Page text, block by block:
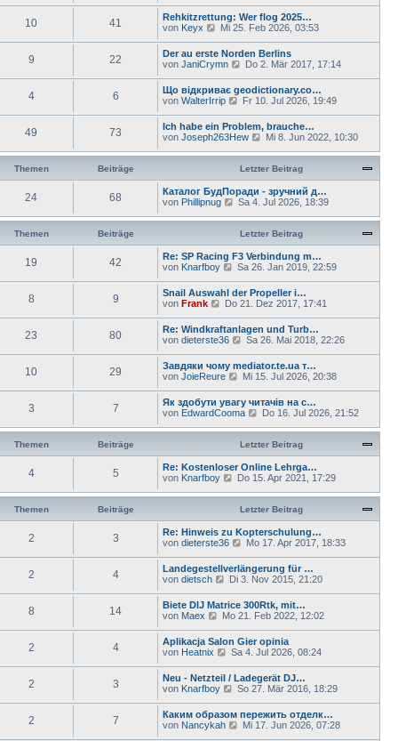
a
g
r
B
e
t
r
a
g
t
e
r
B
e
t
r
a
g
10 41
Rehkitzrettung: Wer flog 2025…
von Keyx
N
u
e
s
t
e
r
e
i
t
r
Mi 25. Feb 2026, 03:53
9 22
Der au erste Norden Berlins
von JaniCrymn
N
e
s
t
e
r
e
i
t
r
a
Do 2. Mär 2017, 17:14
4 6
Що відкриває geodictionary.co…
von WalterIrrip
N
u
e
s
t
e
r
e
i
t
a
g
Fr 10. Jul 2026, 19:49
49 73
Ich habe ein Problem, brauche…
von Joseph263Hew
N
u
e
s
t
e
B
e
i
t
r
g
Mi 8. Jun 2022, 10:30
Themen Beiträge Letzter Beitrag
24 68
Каталог БудПоради - зручний д…
von Phillipnug
N
u
s
t
e
e
i
t
r
a
Sa 4. Jul 2026, 18:39
Themen Beiträge Letzter Beitrag
19 42
Re: SP Racing F3 Verbindung m…
von Knarfboy
N
u
e
s
t
e
r
e
i
t
r
a
g
Sa 26. Jan 2019, 22:59
8 9
Snail Auswahl der Propeller i…
von Frank
N
u
e
s
t
e
r
e
i
t
r
Do 21. Dez 2017, 17:41
23 80
Re: Windkraftanlagen und Turb…
von dieterste36
N
e
s
t
e
r
e
i
t
r
a
Sa 26. Mai 2018, 22:26
10 29
Завдяки чому mediator.te.ua т…
von JoieReure
N
e
s
t
e
r
e
i
t
a
g
Mi 15. Jul 2026, 20:38
3 7
Як здобути увагу читачів на с…
von EdwardCooma
N
u
e
s
t
e
B
e
i
t
r
g
Do 16. Jul 2026, 21:52
Themen Beiträge Letzter Beitrag
4 5
Re: Kostenloser Online Lehrga…
von Knarfboy
N
u
s
t
e
e
i
t
r
a
Do 15. Apr 2021, 17:29
Themen Beiträge Letzter Beitrag
2 3
Re: Hinweis zu Kopterschulung…
von dieterste36
N
u
e
s
t
e
r
e
i
t
r
a
g
Mo 17. Apr 2017, 18:33
2 4
Landegestellverlängerung für …
von dietsch
N
u
e
s
t
e
r
e
i
t
r
a
g
Di 3. Nov 2015, 21:20
8 14
Biete DIJ Matrice 300Rtk, mit…
von Maex
N
u
e
s
t
e
r
e
i
t
Mo 21. Feb 2022, 12:02
2 4
Aplikacja Salon Gier opinia
von Heatnix
N
u
e
s
t
e
r
Sa 4. Jul 2026, 08:24
2 3
Neu - Netzteil / Ladegerät DJ…
von Knarfboy
N
e
s
So 27. Mär 2016, 18:29
2 7
Каким образом пережить отделк…
von Nancykah
NMi 17. Jun 2026, 07:28